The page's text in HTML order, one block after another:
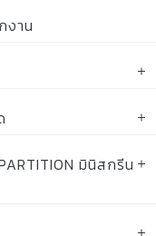
งาน
มินิสกรีน